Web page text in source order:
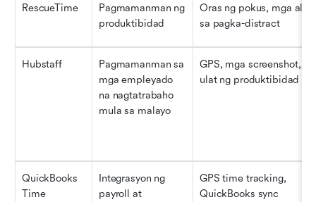
RescueTime
Pagmamanman ng
produktibidad
Oras ng pokus, mga
sa pagka-distract
Hubstaff
Pagmamanman sa
mga empleyado
na nagtatrabaho
mula sa malayo
GPS, mga screenshot,
ulat ng produktibidad
QuickBooks
Time
Integrasyon ng
payroll at
GPS time tracking,
QuickBooks sync